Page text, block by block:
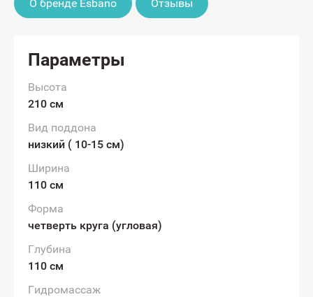
О бренде Esbano Отзывы
Параметры
Высота
210 см
Вид поддона
низкий ( 10-15 см)
Ширина
110 см
Форма
четверть круга (угловая)
Глубина
110 см
Гидромассаж